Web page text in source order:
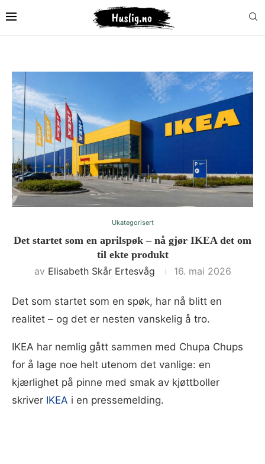
Ukategorisert
Det startet som en aprilspøk – nå gjør IKEA det om
til ekte produkt
av Elisabeth Skår Ertesvåg 16. mai 2026
Det som startet som en spøk, har nå blitt en
realitet – og det er nesten vanskelig å tro.
IKEA har nemlig gått sammen med Chupa Chups
for å lage noe helt utenom det vanlige: en
kjærlighet på pinne med smak av kjøttboller
skriver IKEA i en pressemelding.